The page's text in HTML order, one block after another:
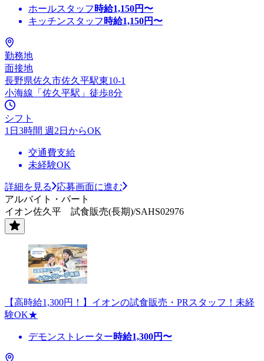
ホールスタッフ 時給1,150円〜
キッチンスタッフ 時給1,150円〜
勤務地
面接地
長野県佐久市佐久平駅東10-1
小海線「佐久平駅」徒歩8分
シフト
1日3時間 週2日からOK
交通費支給
未経験OK
詳細を見る
応募画面に進む
アルバイト・パート
イオン佐久平 試食販売(長期)/SAHS02976
【高時給1,300円！】イオンの試食販売・PRスタッフ！未経
験OK★
デモンストレーター時給1,300円〜